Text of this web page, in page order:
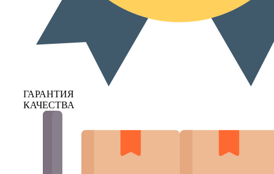
ГАРАНТИЯ
КАЧЕСТВА